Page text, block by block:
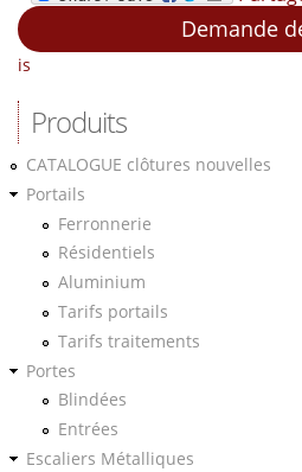
Demande
is
Produits
CATALOGUE clôtures nouvelles
Portails
Ferronnerie
Résidentiels
Aluminium
Tarifs portails
Tarifs traitements
Portes
Blindées
Entrées
Escaliers Métalliques